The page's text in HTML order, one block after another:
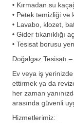
• Kırmadan su
• Petek temizliği ve
• Lavabo, klozet,
• Gider tıkanıklığı
• Tesisat borusu
Doğalgaz Tesisatı
Ev veya iş
ettirmek ya da
her zaman
arasında güvenli
Hizmetlerimiz: